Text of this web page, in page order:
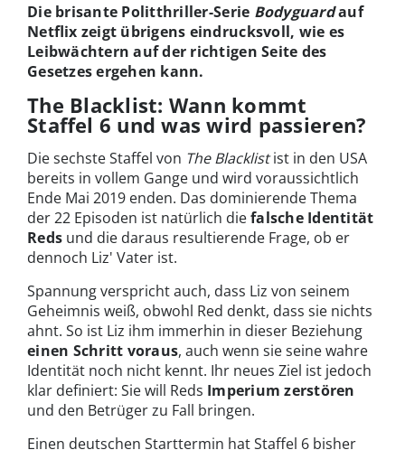
Die brisante Politthriller-Serie Bodyguardauf
Netflix zeigt übrigens eindrucksvoll, wie es
Leibwächtern auf der richtigen Seite des
Gesetzes ergehen kann.
The Blacklist: Wann kommt
Staffel 6 und was wird passieren?
Die sechste Staffel von The Blacklistist in den USA
bereits in vollem Gange und wird voraussichtlich
Ende Mai 2019 enden. Das dominierende Thema
der 22 Episoden ist natürlich diefalsche Identität
Reds und die daraus resultierende Frage, ob er
dennoch Liz' Vater ist.
Spannung verspricht auch, dass Liz von seinem
Geheimnis weiß, obwohl Red denkt, dass sie nichts
ahnt. So ist Liz ihm immerhin in dieser Beziehung
einen Schritt voraus, auch wenn sie seine wahre
Identität noch nicht kennt. Ihr neues Ziel ist jedoch
klar definiert: Sie will Reds Imperium zerstören
und den Betrüger zu Fall bringen.
Einen deutschen Starttermin hat Staffel 6 bisher